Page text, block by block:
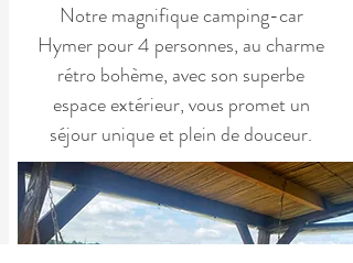
Notre magnifique camping-car
Hymer pour 4 personnes, au charme
rétro bohème, avec son superbe
espace extérieur, vous promet un
séjour unique et plein de douceur.